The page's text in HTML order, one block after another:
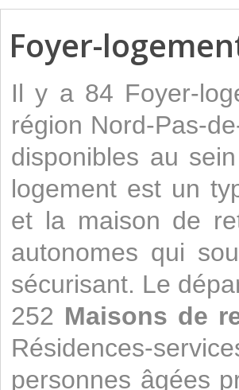
Foyer-
Il y a 84 Foyer-
région Nord-Pas-
disponibles au
logement est un
et la maison de
autonomes qui
sécurisant. Le
252 Maisons de
Résidences-
personnes âgées